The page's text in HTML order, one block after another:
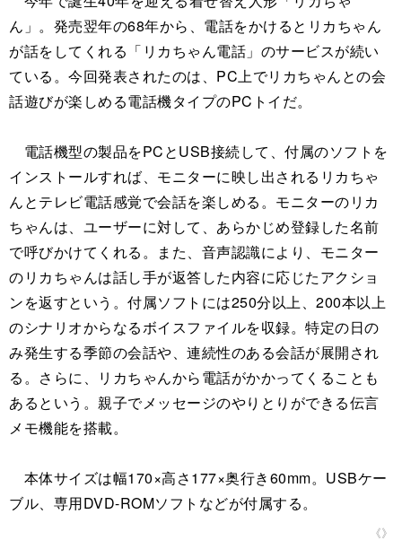
ん」。発売翌年の68年から、電話をかけるとリカちゃん
が話をしてくれる「リカちゃん電話」のサービスが続い
ている。今回発表されたのは、PC上でリカちゃんとの会
話遊びが楽しめる電話機タイプのPCトイだ。
電話機型の製品をPCとUSB接続して、付属のソフトを
インストールすれば、モニターに映し出されるリカちゃ
んとテレビ電話感覚で会話を楽しめる。モニターのリカ
ちゃんは、ユーザーに対して、あらかじめ登録した名前
で呼びかけてくれる。また、音声認識により、モニター
のリカちゃんは話し手が返答した内容に応じたアクショ
ンを返すという。付属ソフトには250分以上、200本以上
のシナリオからなるボイスファイルを収録。特定の日の
み発生する季節の会話や、連続性のある会話が展開され
る。さらに、リカちゃんから電話がかかってくることも
あるという。親子でメッセージのやりとりができる伝言
メモ機能を搭載。
本体サイズは幅170×高さ177×奥行き60mm。USBケー
ブル、専用DVD-ROMソフトなどが付属する。
《》